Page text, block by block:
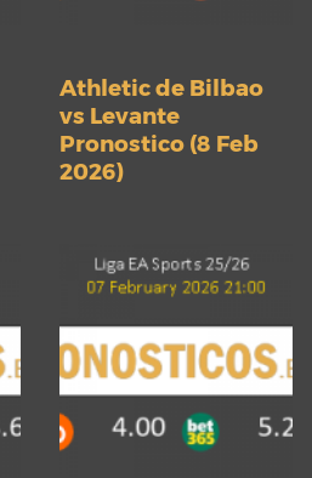
Athletic de Bilbao
vs Levante
Pronostico (8 Feb
2026)